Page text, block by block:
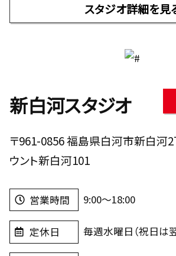
スタジオ詳細を見
新白河スタジオ
〒961-0856 福島県白河市新白河
ウント新白河101
営業時間 9:00～18:00
定休日 毎週水曜日（祝日は